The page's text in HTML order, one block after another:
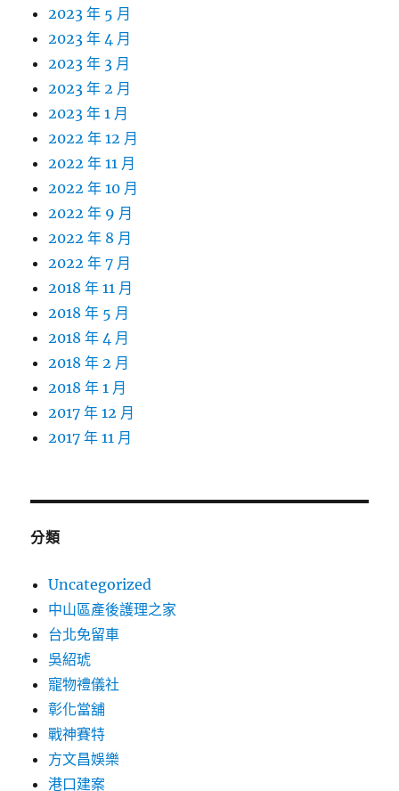
2023 年 5 月
2023 年 4 月
2023 年 3 月
2023 年 2 月
2023 年 1 月
2022 年 12 月
2022 年 11 月
2022 年 10 月
2022 年 9 月
2022 年 8 月
2022 年 7 月
2018 年 11 月
2018 年 5 月
2018 年 4 月
2018 年 2 月
2018 年 1 月
2017 年 12 月
2017 年 11 月
分類
Uncategorized
中山區產後護理之家
台北免留車
吳紹琥
寵物禮儀社
彰化當舖
戰神賽特
方文昌娛樂
港口建案